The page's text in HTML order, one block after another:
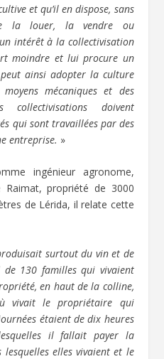
et qu’il en dispose, sans
la louer, la vendre ou
intérêt à la collectivisation
moindre et lui procure un
ainsi adopter la culture
mécaniques et des
collectivisations doivent
qui sont travaillées par des
entreprise. »
ingénieur agronome,
Raimat, propriété de 3000
de Lérida, il relate cette
surtout du vin et de
130 familles qui vivaient
en haut de la colline,
vivait le propriétaire qui
étaient de dix heures
il fallait payer la
elles vivaient et le